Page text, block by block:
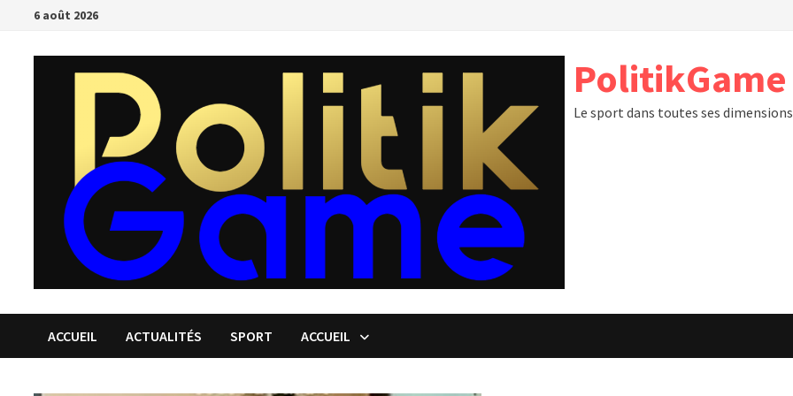
Passer
contenu
6 août 2026
PolitikGame
Le sport dans toutes ses dimensions
ACCUEIL ACTUALITÉS SPORT ACCUEIL